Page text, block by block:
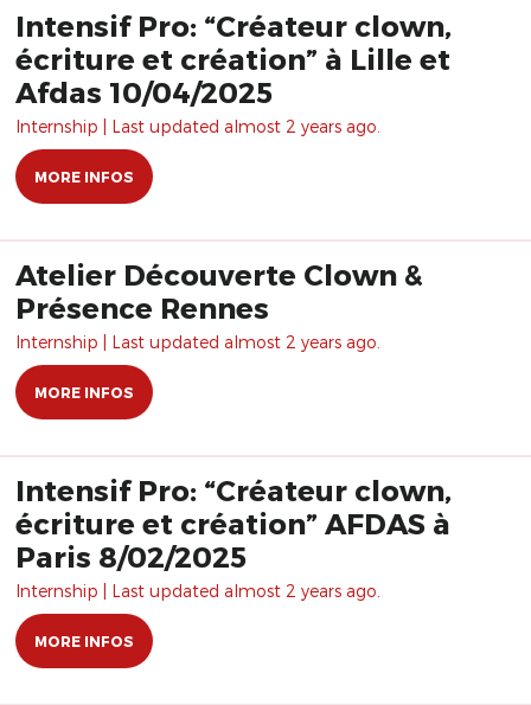
Intensif Pro: “Créateur clown,
écriture et création” à Lille et
Afdas 10/04/2025
Internship | Last updated almost 2 years ago.
MORE INFOS
Atelier Découverte Clown &
Présence Rennes
Internship | Last updated almost 2 years ago.
MORE INFOS
Intensif Pro: “Créateur clown,
écriture et création” AFDAS à
Paris 8/02/2025
Internship | Last updated almost 2 years ago.
MORE INFOS